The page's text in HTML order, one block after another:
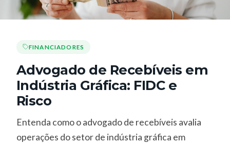
FINANCIADORES
Advogado de Recebíveis em
Indústria Gráfica: FIDC e
Risco
Entenda como o advogado de recebíveis avalia
operações do setor de indústria gráfica em